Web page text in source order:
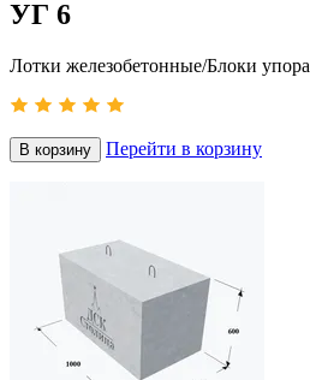
УГ 6
Лотки железобетонные/Блоки упора
В корзину Перейти в корзину